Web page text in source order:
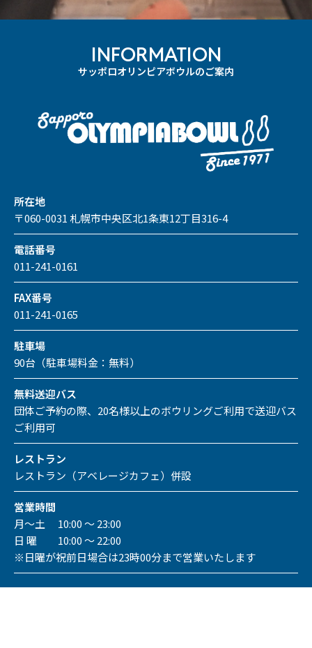
INFORMATION
サッポロオリンピアボウルのご案内
所在地
〒060-0031 札幌市中央区北1条東12丁目316-4
電話番号
011-241-0161
FAX番号
011-241-0165
駐車場
90台（駐車場料金：無料）
無料送迎バス
団体ご予約の際、20名様以上のボウリングご利用で送迎バス
ご利用可
レストラン
レストラン（アベレージカフェ）併設
営業時間
月～土 10:00 ～ 23:00
日 曜 10:00 ～ 22:00
※日曜が祝前日場合は23時00分まで営業いたします